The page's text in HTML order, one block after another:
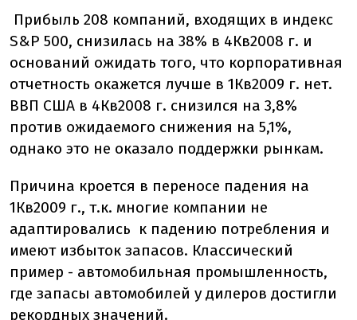
Прибыль 208 компаний, входящих в индекс
S&P 500, снизилась на 38% в 4Кв2008 г. и
оснований ожидать того, что корпоративная
отчетность окажется лучше в 1Кв2009 г. нет.
ВВП США в 4Кв2008 г. снизился на 3,8%
против ожидаемого снижения на 5,1%,
однако это не оказало поддержки рынкам.
Причина кроется в переносе падения на
1Кв2009 г., т.к. многие компании не
адаптировались к падению потребления и
имеют избыток запасов. Классический
пример - автомобильная промышленность,
где запасы автомобилей у дилеров достигли
рекордных значений.